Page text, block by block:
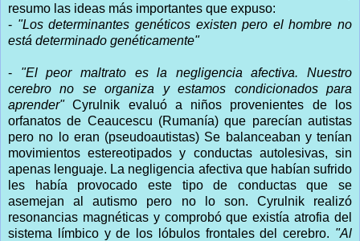
resumo las ideas más importantes que expuso:
- "Los determinantes genéticos existen pero el hombre no
está determinado genéticamente"
- "El peor maltrato es la negligencia afectiva. Nuestro
cerebro no se organiza y estamos condicionados para
aprender"Cyrulnik evaluó a niños provenientes de los
orfanatos de Ceaucescu (Rumanía) que parecían autistas
pero no lo eran (pseudoautistas) Se balanceaban y tenían
movimientos estereotipados y conductas autolesivas, sin
apenas lenguaje. La negligencia afectiva que habían sufrido
les había provocado este tipo de conductas que se
asemejan al autismo pero no lo son. Cyrulnik realizó
resonancias magnéticas y comprobó que existía atrofia del
sistema límbico y de los lóbulos frontales del cerebro. "Al